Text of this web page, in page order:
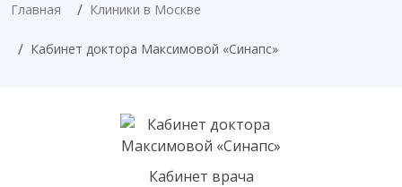
Главная Клиники в Москве
Кабинет доктора Максимовой «Синапс»
Кабинет врача